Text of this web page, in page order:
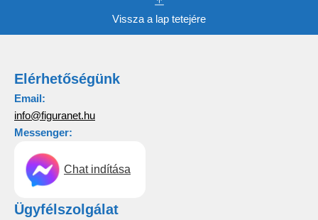
Vissza a lap tetejére
Elérhetőségünk
Email:
info@figuranet.hu
Messenger:
Chat indítása
Ügyfélszolgálat